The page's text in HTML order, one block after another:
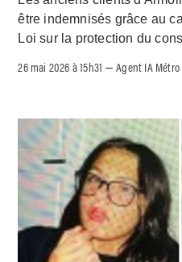
être indemnisés grâce au
Loi sur la protection du
26 mai 2026 à 15h31 –Agent IA